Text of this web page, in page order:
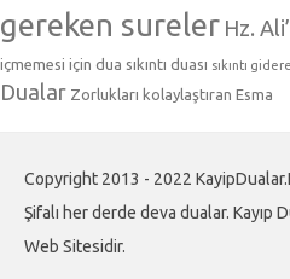
gereken sureler Hz.
içmemesi için dua sıkıntı duası sıkıntı
Dualar Zorlukları kolaylaştıran Esma
Copyright 2013 - 2022
Şifalı her derde deva dualar. Kayıp
Web Sitesidir.